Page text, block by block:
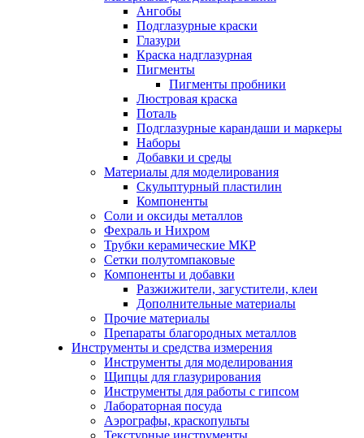
Ангобы
Подглазурные краски
Глазури
Краска надглазурная
Пигменты
Пигменты пробники
Люстровая краска
Поталь
Подглазурные карандаши и маркеры
Наборы
Добавки и среды
Материалы для моделирования
Скульптурный пластилин
Компоненты
Соли и оксиды металлов
Фехраль и Нихром
Трубки керамические МКР
Сетки полутомпаковые
Компоненты и добавки
Разжижители, загустители, клеи
Дополнительные материалы
Прочие материалы
Препараты благородных металлов
Инструменты и средства измерения
Инструменты для моделирования
Щипцы для глазурирования
Инструменты для работы с гипсом
Лабораторная посуда
Аэрографы, краскопульты
Текстурные инструменты